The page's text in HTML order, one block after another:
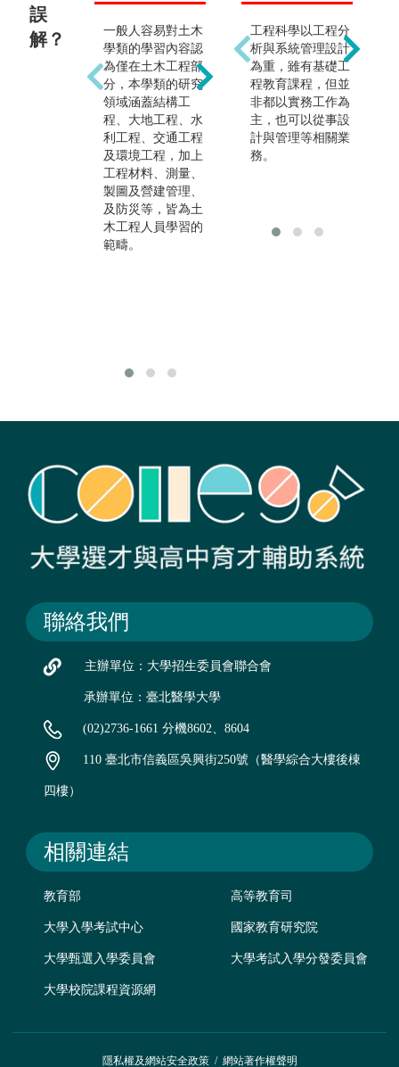
誤
解？
一般人容易對土木
學類的學習內容認
為僅在土木工程部
分，本學類的研究
領域涵蓋結構工
程、大地工程、水
利工程、交通工程
及環境工程，加上
工程材料、測量、
製圖及營建管理、
及防災等，皆為土
木工程人員學習的
範疇。
土木工程包括結
構、大地、環境、
水利、營建管理、
測量等多元領域，
並廣泛運用新科
技。例如遙測、非
破壞檢測、建築資
訊模型、監測技
中所遇到的問題。
工程科學以工程分
析與系統管理設計
為重，雖有基礎工
程教育課程，但並
非都以實務工作為
主，也可以從事設
計與管理等相關業
務。
聯絡我們
主辦單位：大學招生委員會聯合會
承辦單位：臺北醫學大學
(02)2736-1661 分機8602、8604
110 臺北市信義區吳興街250號（醫學綜合大樓後棟
四樓）
相關連結
教育部 高等教育司
大學入學考試中心 國家教育研究院
大學甄選入學委員會 大學考試入學分發委員會
大學校院課程資源網
隱私權及網站安全政策/ 網站著作權聲明